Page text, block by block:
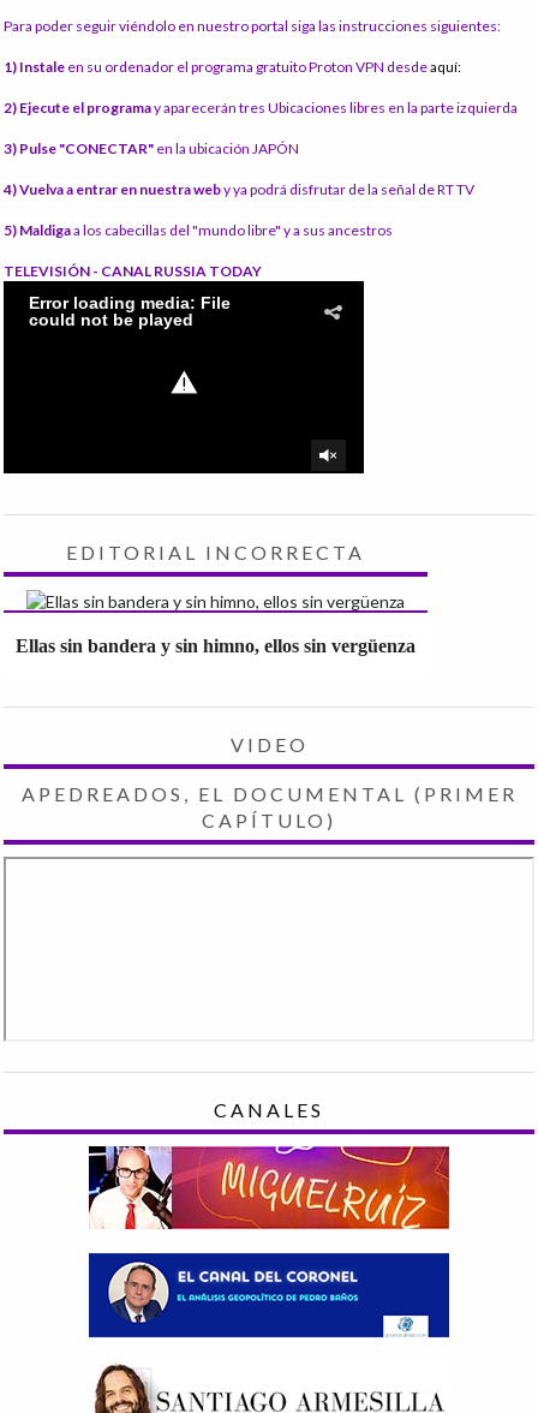
Para poder seguir viéndolo en nuestro portal siga las instrucciones siguientes:
1) Instale en su ordenador el programa gratuito Proton VPN desdeaquí:
2) Ejecute el programay aparecerán tres Ubicaciones libres en la parte izquierda
3) Pulse "CONECTAR" en la ubicación JAPÓN
4) Vuelva a entrar en nuestra weby ya podrá disfrutar de la señal de RT TV
5) Maldigaa los cabecillas del "mundo libre" y a sus ancestros
TELEVISIÓN - CANAL RUSSIA TODAY
EDITORIAL INCORRECTA
Ellas sin bandera y sin himno, ellos sin vergüenza
VIDEO
APEDREADOS, EL DOCUMENTAL (PRIMER
CAPÍTULO)
CANALES